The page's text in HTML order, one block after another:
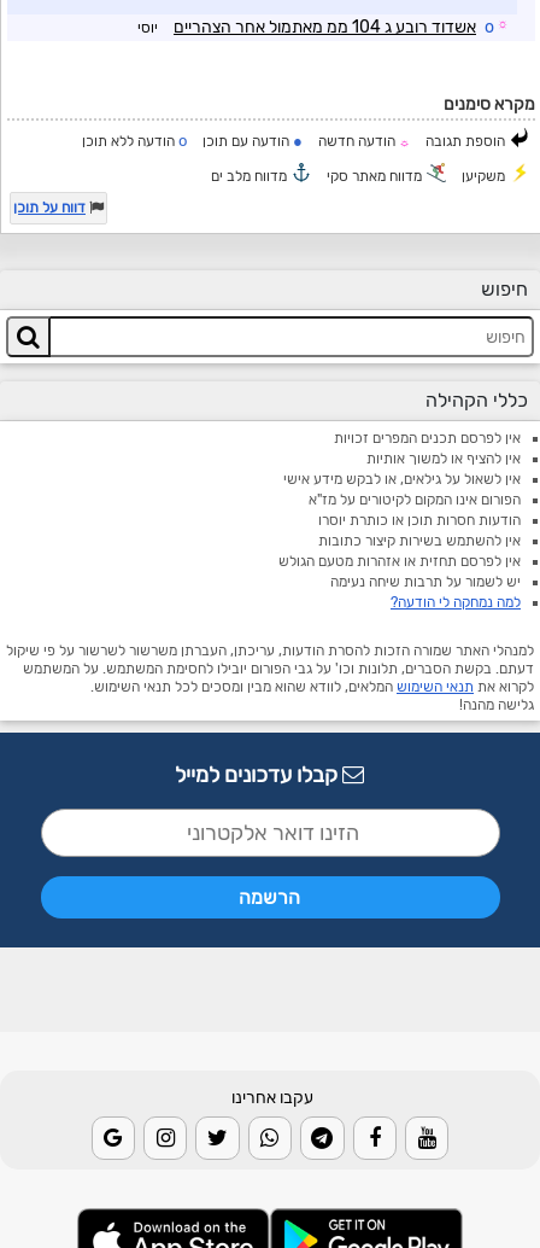
☼
o אשדוד רובע ג 104 ממ מאתמול אחר הצהריים יוסי
מקרא סימנים
הוספת תגובה ☼ הודעה חדשה ● הודעה עם תוכן o הודעה ללא תוכן
משקיען מדווח מאתר סקי
מדווח מלב ים
דווח על תוכן
חיפוש
כללי הקהילה
אין לפרסם תכנים המפרים זכויות
אין להציף או למשוך אותיות
אין לשאול על גילאים, או לבקש מידע אישי
הפורום אינו המקום לקיטורים על מז"א
הודעות חסרות תוכן או כותרת יוסרו
אין להשתמש בשירות קיצור כתובות
אין לפרסם תחזית או אזהרות מטעם הגולש
יש לשמור על תרבות שיחה נעימה
למה נמחקה לי הודעה?
למנהלי האתר שמורה הזכות להסרת הודעות, עריכתן, העברתן משרשור לשרשור על פי שיקול
דעתם. בקשת הסברים, תלונות וכו' על גבי הפורום יובילו לחסימת המשתמש. על המשתמש
לקרוא את תנאי השימוש המלאים, לוודא שהוא מבין ומסכים לכל תנאי השימוש.
גלישה מהנה!
קבלו עדכונים למייל
עקבו אחרינו